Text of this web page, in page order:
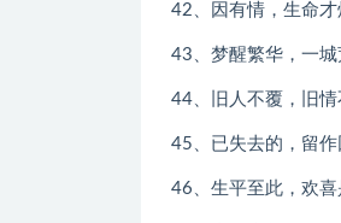
42、因有情，生命才
43、梦醒繁华，一城
44、旧人不覆，旧情
45、已失去的，留作
46、生平至此，欢喜